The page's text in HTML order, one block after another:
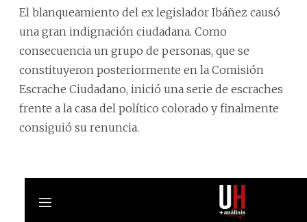
El blanqueamiento del ex legislador Ibáñez causó
una gran indignación ciudadana. Como
consecuencia un grupo de personas, que se
constituyeron posteriormente en la Comisión
Escrache Ciudadano, inició una serie de escraches
frente a la casa del político colorado y finalmente
consiguió su renuncia.